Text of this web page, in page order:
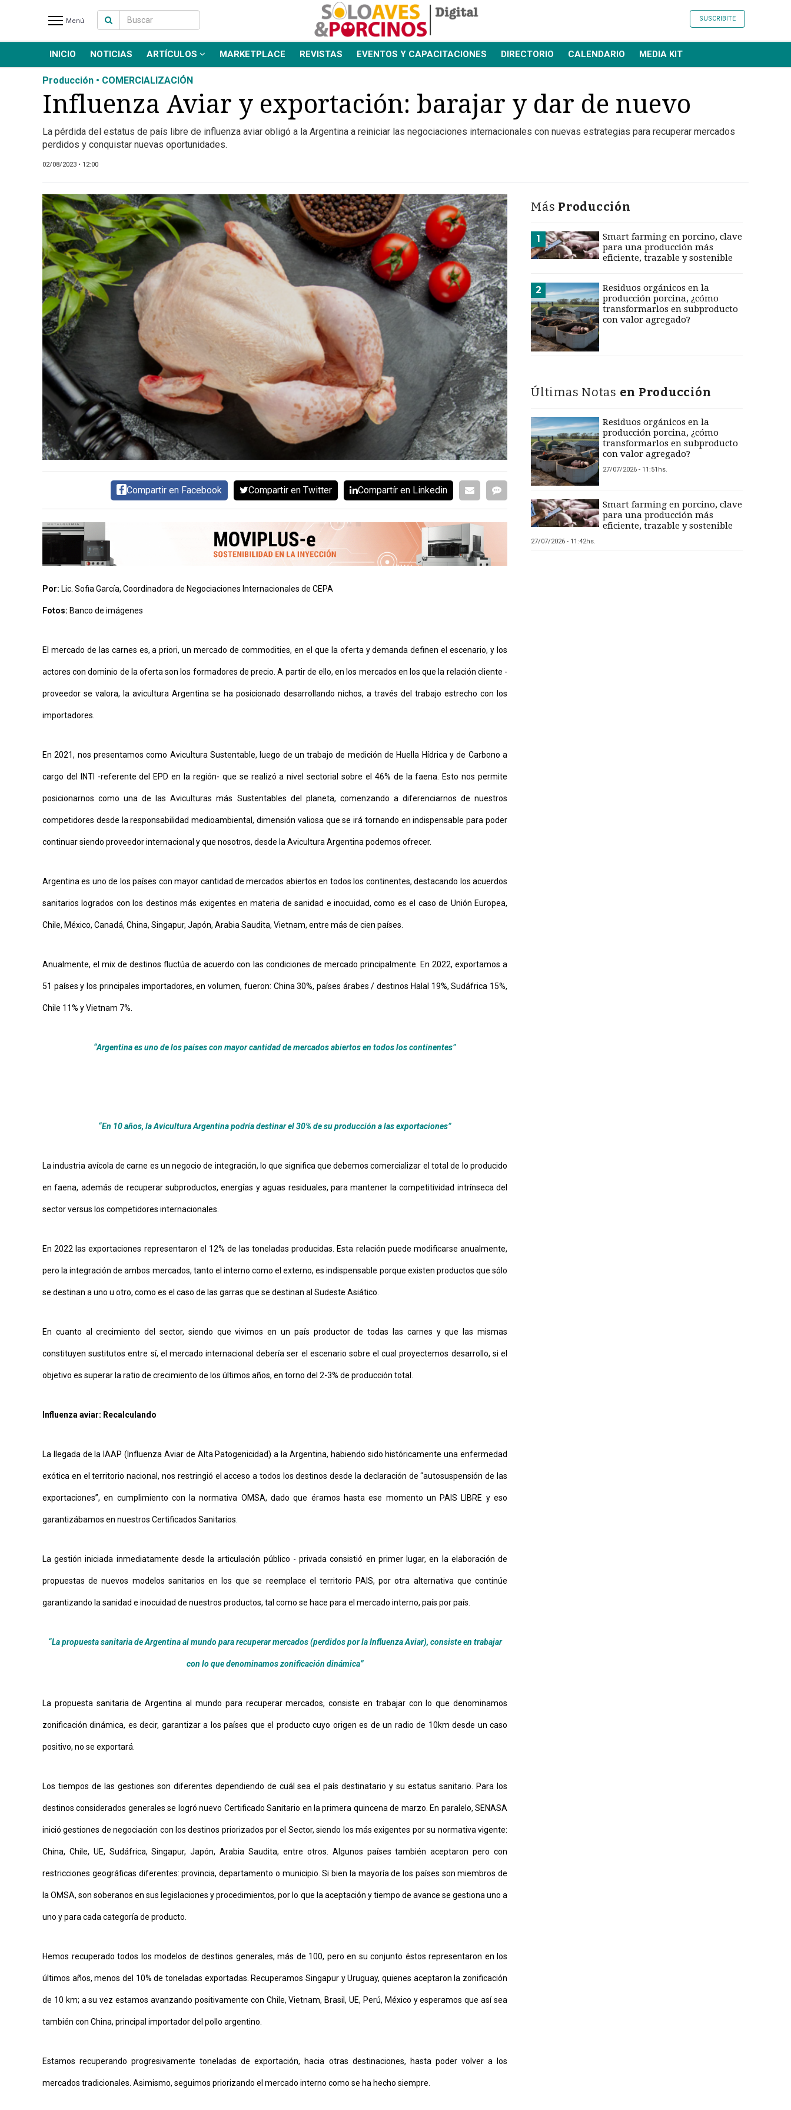
NOTICIAS RECIENTES
NOTICIAS
ARTÍCULOS
PRODUCCIÓN
PROCESO
PRODUCTO
MARKETPLACE
REVISTAS
EVENTOS Y
CAPACITACIONES
DIRECTORIO
CALENDARIO
MEDIA KIT
TEMAS DESTACADOS
AVICULTURA
PRODUCCIÓN
TECNOLOGÍA
POLLO
AVIGE
ARGENTINA
MERCADO
TÉRMINOS
SMARTPHONE
Menú SUSCRIBITE
INICIO NOTICIAS ARTÍCULOS MARKETPLACE REVISTAS EVENTOS Y CAPACITACIONES DIRECTORIO CALENDARIO MEDIA KIT
Producción • COMERCIALIZACIÓN
Influenza Aviar y exportación: barajar y dar de nuevo
La pérdida del estatus de país libre de influenza aviar obligó a la Argentina a reiniciar las negociaciones internacionales con nuevas estrategias para recuperar mercados
perdidos y conquistar nuevas oportunidades.
02/08/2023 • 12:00
Compartir en Facebook Compartir en Twitter Compartír en Linkedin
Por: Lic. Sofia García, Coordinadora de Negociaciones Internacionales de CEPA
Fotos: Banco de imágenes
El mercado de las carnes es, a priori, un mercado de commodities, en el que la oferta y demanda definen el escenario, y los
actores con dominio de la oferta son los formadores de precio. A partir de ello, en los mercados en los que la relación cliente -
proveedor se valora, la avicultura Argentina se ha posicionado desarrollando nichos, a través del trabajo estrecho con los
importadores.
En 2021, nos presentamos como Avicultura Sustentable, luego de un trabajo de medición de Huella Hídrica y de Carbono a
cargo del INTI -referente del EPD en la región- que se realizó a nivel sectorial sobre el 46% de la faena. Esto nos permite
posicionarnos como una de las Aviculturas más Sustentables del planeta, comenzando a diferenciarnos de nuestros
competidores desde la responsabilidad medioambiental, dimensión valiosa que se irá tornando en indispensable para poder
continuar siendo proveedor internacional y que nosotros, desde la Avicultura Argentina podemos ofrecer.
Argentina es uno de los países con mayor cantidad de mercados abiertos en todos los continentes, destacando los acuerdos
sanitarios logrados con los destinos más exigentes en materia de sanidad e inocuidad, como es el caso de Unión Europea,
Chile, México, Canadá, China, Singapur, Japón, Arabia Saudita, Vietnam, entre más de cien países.
Anualmente, el mix de destinos fluctúa de acuerdo con las condiciones de mercado principalmente. En 2022, exportamos a
51 países y los principales importadores, en volumen, fueron: China 30%, países árabes / destinos Halal 19%, Sudáfrica 15%,
Chile 11% y Vietnam 7%.
“Argentina es uno de los países con mayor cantidad de mercados abiertos en todos los continentes”
“En 10 años, la Avicultura Argentina podría destinar el 30% de su producción a las exportaciones”
La industria avícola de carne es un negocio de integración, lo que significa que debemos comercializar el total de lo producido
en faena, además de recuperar subproductos, energías y aguas residuales, para mantener la competitividad intrínseca del
sector versus los competidores internacionales.
En 2022 las exportaciones representaron el 12% de las toneladas producidas. Esta relación puede modificarse anualmente,
pero la integración de ambos mercados, tanto el interno como el externo, es indispensable porque existen productos que sólo
se destinan a uno u otro, como es el caso de las garras que se destinan al Sudeste Asiático.
En cuanto al crecimiento del sector, siendo que vivimos en un país productor de todas las carnes y que las mismas
constituyen sustitutos entre sí, el mercado internacional debería ser el escenario sobre el cual proyectemos desarrollo, si el
objetivo es superar la ratio de crecimiento de los últimos años, en torno del 2-3% de producción total.
Influenza aviar: Recalculando
La llegada de la IAAP (Influenza Aviar de Alta Patogenicidad) a la Argentina, habiendo sido históricamente una enfermedad
exótica en el territorio nacional, nos restringió el acceso a todos los destinos desde la declaración de “autosuspensión de las
exportaciones”, en cumplimiento con la normativa OMSA, dado que éramos hasta ese momento un PAIS LIBRE y eso
garantizábamos en nuestros Certificados Sanitarios.
La gestión iniciada inmediatamente desde la articulación público - privada consistió en primer lugar, en la elaboración de
propuestas de nuevos modelos sanitarios en los que se reemplace el territorio PAIS, por otra alternativa que continúe
garantizando la sanidad e inocuidad de nuestros productos, tal como se hace para el mercado interno, país por país.
“La propuesta sanitaria de Argentina al mundo para recuperar mercados (perdidos por la Influenza Aviar), consiste en trabajar
con lo que denominamos zonificación dinámica”
La propuesta sanitaria de Argentina al mundo para recuperar mercados, consiste en trabajar con lo que denominamos
zonificación dinámica, es decir, garantizar a los países que el producto cuyo origen es de un radio de 10km desde un caso
positivo, no se exportará.
Los tiempos de las gestiones son diferentes dependiendo de cuál sea el país destinatario y su estatus sanitario. Para los
destinos considerados generales se logró nuevo Certificado Sanitario en la primera quincena de marzo. En paralelo, SENASA
inició gestiones de negociación con los destinos priorizados por el Sector, siendo los más exigentes por su normativa vigente:
China, Chile, UE, Sudáfrica, Singapur, Japón, Arabia Saudita, entre otros. Algunos países también aceptaron pero con
restricciones geográficas diferentes: provincia, departamento o municipio. Si bien la mayoría de los países son miembros de
la OMSA, son soberanos en sus legislaciones y procedimientos, por lo que la aceptación y tiempo de avance se gestiona uno a
uno y para cada categoría de producto.
Hemos recuperado todos los modelos de destinos generales, más de 100, pero en su conjunto éstos representaron en los
últimos años, menos del 10% de toneladas exportadas. Recuperamos Singapur y Uruguay, quienes aceptaron la zonificación
de 10 km; a su vez estamos avanzando positivamente con Chile, Vietnam, Brasil, UE, Perú, México y esperamos que así sea
también con China, principal importador del pollo argentino.
Estamos recuperando progresivamente toneladas de exportación, hacia otras destinaciones, hasta poder volver a los
mercados tradicionales. Asimismo, seguimos priorizando el mercado interno como se ha hecho siempre.
Más Producción
1
Smart farming en porcino, clave
para una producción más
eficiente, trazable y sostenible
2
Residuos orgánicos en la
producción porcina, ¿cómo
transformarlos en subproducto
con valor agregado?
Últimas Notas en Producción
Residuos orgánicos en la
producción porcina, ¿cómo
transformarlos en subproducto
con valor agregado?
27/07/2026 - 11:51hs.
Smart farming en porcino, clave
para una producción más
eficiente, trazable y sostenible
27/07/2026 - 11:42hs.